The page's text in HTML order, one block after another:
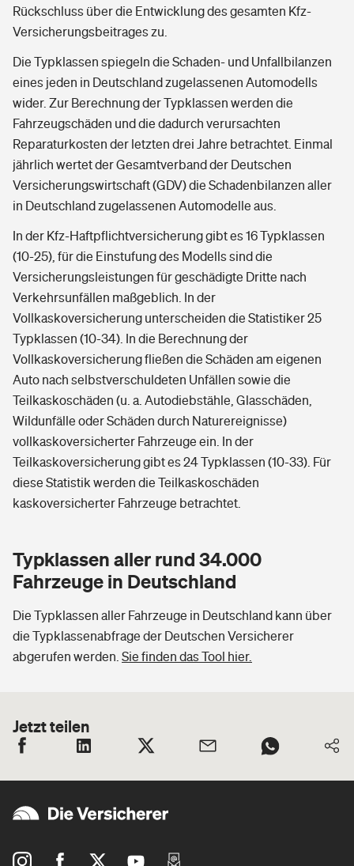
Rückschluss über die Entwicklung des gesamten Kfz-
Versicherungsbeitrages zu.
Die Typklassen spiegeln die Schaden- und Unfallbilanzen
eines jeden in Deutschland zugelassenen Automodells
wider. Zur Berechnung der Typklassen werden die
Fahrzeugschäden und die dadurch verursachten
Reparaturkosten der letzten drei Jahre betrachtet. Einmal
jährlich wertet der Gesamtverband der Deutschen
Versicherungswirtschaft (GDV) die Schadenbilanzen aller
in Deutschland zugelassenen Automodelle aus.
In der Kfz-Haftpflichtversicherung gibt es 16 Typklassen
(10-25), für die Einstufung des Modells sind die
Versicherungsleistungen für geschädigte Dritte nach
Verkehrsunfällen maßgeblich. In der
Vollkaskoversicherung unterscheiden die Statistiker 25
Typklassen (10-34). In die Berechnung der
Vollkaskoversicherung fließen die Schäden am eigenen
Auto nach selbstverschuldeten Unfällen sowie die
Teilkaskoschäden (u. a. Autodiebstähle, Glasschäden,
Wildunfälle oder Schäden durch Naturereignisse)
vollkaskoversicherter Fahrzeuge ein. In der
Teilkaskoversicherung gibt es 24 Typklassen (10-33). Für
diese Statistik werden die Teilkaskoschäden
kaskoversicherter Fahrzeuge betrachtet.
Typklassen aller rund 34.000
Fahrzeuge in Deutschland
Die Typklassen aller Fahrzeuge in Deutschland kann über
die Typklassenabfrage der Deutschen Versicherer
abgerufen werden. Sie finden das Tool hier.
Jetzt teilen